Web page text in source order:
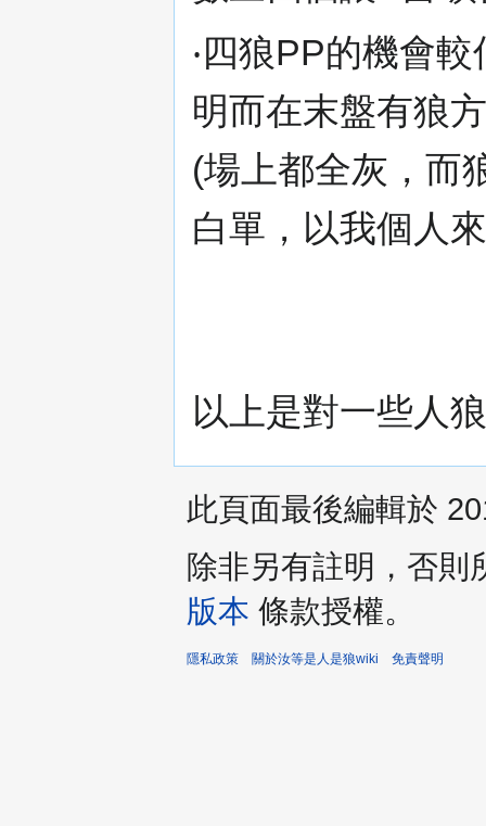
‧四狼PP的機會
明而在末盤有狼
(場上都全灰，而
白單，以我個人
以上是對一些人
此頁面最後編輯於
除非另有註明，否
版本 條款授權。
隱私政策 關於汝等是人是狼wiki 免責聲明